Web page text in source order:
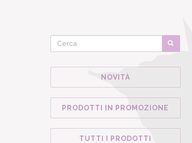
NOVITÀ
PRODOTTI IN PROMOZIONE
TUTTI I PRODOTTI